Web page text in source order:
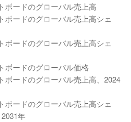
ボードのグローバル売上高
ボードのグローバル売上高シェ
ボードのグローバル売上高シェ
ボードのグローバル価格
ボードのグローバル売上高、2024
ボードのグローバル売上高シェ
年